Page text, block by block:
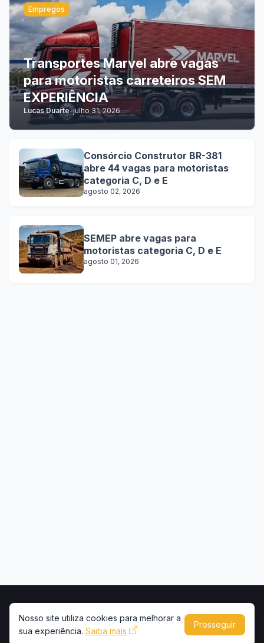
Empregos
Transportes Marvel abre vagas
para motoristas carreteiros SEM
EXPERIÊNCIA
Lucas Duarte-julho 31, 2026
Consórcio Construtor BR-381
abre 44 vagas para motoristas
categoria C, D e E
agosto 02, 2026
SEMEP abre vagas para
motoristas categoria C, D e E
agosto 01, 2026
Copyright © 2026 -Portal Caminhões e Carretas
Nosso site utiliza cookies para melhorar a
sua experiência. Saiba mais
Prosseguir